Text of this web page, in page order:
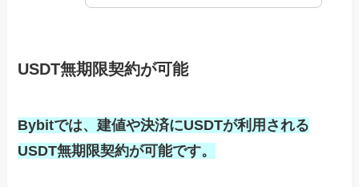
USDT無期限契約が可能
Bybitでは、建値や決済にUSDTが利用される
USDT無期限契約が可能です。